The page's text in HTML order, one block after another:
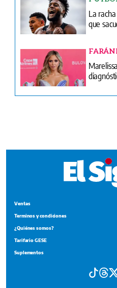
Suplementos
Portada del impreso